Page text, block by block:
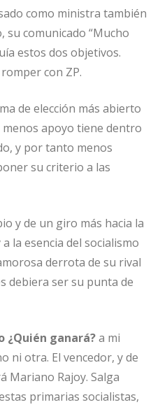
como ministra también
su comunicado “Mucho
estos dos objetivos.
con ZP.
de elección más abierto
apoyo tiene dentro
y por tanto menos
su criterio a las
y de un giro más hacia la
la esencia del socialismo
derrota de su rival
debiera ser su punta de
¿Quién ganará?a mi
ni otra. El vencedor, y de
Mariano Rajoy. Salga
primarias socialistas,